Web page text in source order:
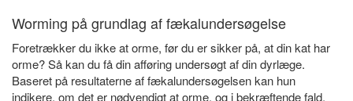
Worming på grundlag af fækalundersøgelse
Foretrækker du ikke at orme, før du er sikker på, at din kat har
orme? Så kan du få din afføring undersøgt af din dyrlæge.
Baseret på resultaterne af fækalundersøgelsen kan hun
indikere, om det er nødvendigt at orme, og i bekræftende fald,